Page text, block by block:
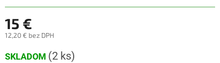
15 €
12,20 € bez DPH
cena:
SKLADOM (2 ks)